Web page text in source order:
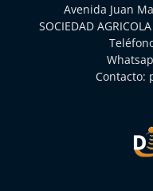
Avenida Juan
SOCIEDAD
Contacto: